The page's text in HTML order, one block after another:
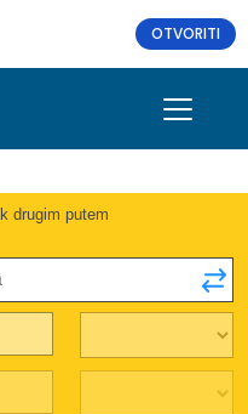
OTVORITI
drugim putem